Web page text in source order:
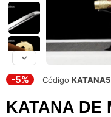
-5% Código KATANA5
KATANA DE